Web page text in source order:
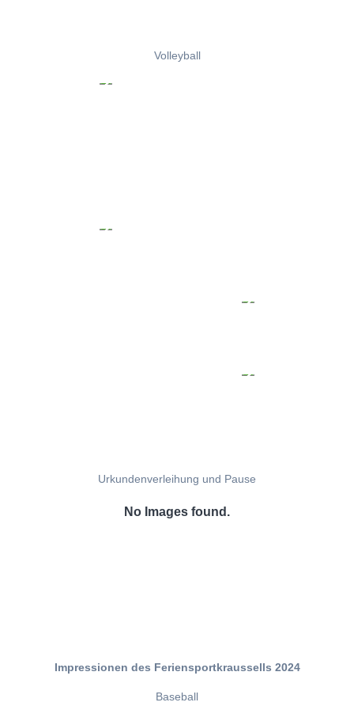
Volleyball
Urkundenverleihung und Pause
No Images found.
Impressionen des Feriensportkraussells 2024
Baseball